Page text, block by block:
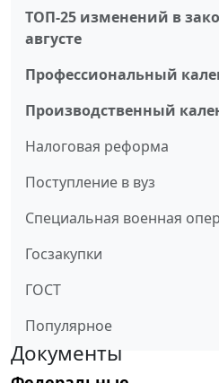
ТОП-25 изменений в
августе
Профессиональный
Производственный
Налоговая реформа
Поступление в вуз
Специальная военная
Госзакупки
ГОСТ
Популярное
Документы